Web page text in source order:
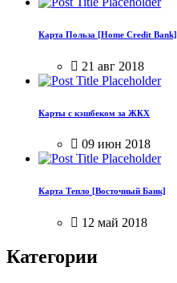
Карта Польза [Home Credit Bank]
21 авг 2018
Карты с кэшбеком за ЖКХ
09 июн 2018
Карта Тепло [Восточный Банк]
12 май 2018
Категории